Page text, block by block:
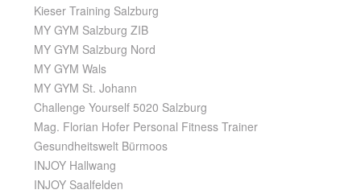
Kieser Training Salzburg
MY GYM Salzburg ZIB
MY GYM Salzburg Nord
MY GYM Wals
MY GYM St. Johann
Challenge Yourself 5020 Salzburg
Mag. Florian Hofer Personal Fitness Trainer
Gesundheitswelt Bürmoos
INJOY Hallwang
INJOY Saalfelden